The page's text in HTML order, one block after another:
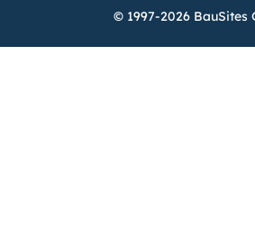
© 1997-2026 BauSites